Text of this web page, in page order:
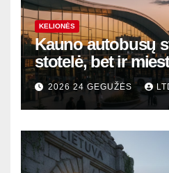
KELIONĖS
Kauno autobusų
stotelė, bet ir
modernūs vartai į
sostinę
2026 24 GEGUŽĖS